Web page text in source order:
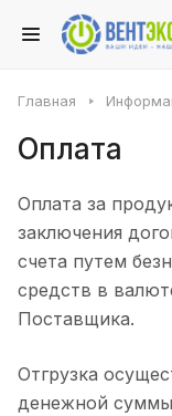
Главная
Оплата
Оплата за
заключения
счета путем
средств в
Поставщика.
Отгрузка
денежной